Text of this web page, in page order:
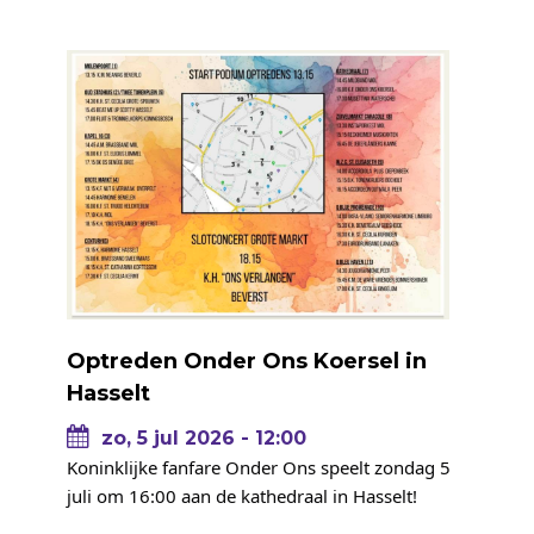
Optreden Onder Ons Koersel in
Hasselt
zo, 5 jul 2026 - 12:00
Koninklijke fanfare Onder Ons speelt zondag 5
juli om 16:00 aan de kathedraal in Hasselt!